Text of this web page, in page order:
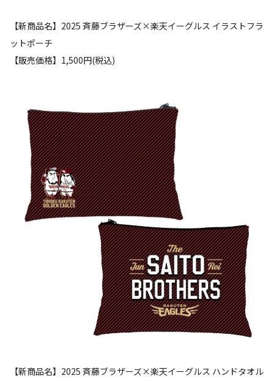
【新商品名】2025 斉藤ブラザーズ×楽天イーグルス イラストフラ
ットポーチ
【販売価格】1,500円(税込)
【新商品名】2025 斉藤ブラザーズ×楽天イーグルス ハンドタオル